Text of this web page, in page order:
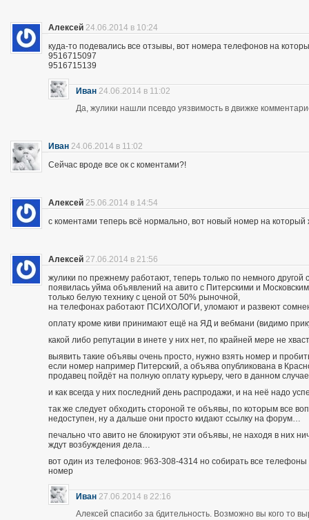
Алексей 24.06.2014 в 10:24
куда-то подевались все отзывы, вот номера телефонов на
9516715097
9516715139
Иван 24.06.2014 в 11:02
Да, жулики нашли псевдо уязвимость в движке
Иван 24.06.2014 в 11:02
Сейчас вроде все ок с коментами?!
Алексей 25.06.2014 в 14:54
с коментами теперь всё нормально, вот новый номер на
Алексей 27.06.2014 в 21:56
жулики по прежнему работают, теперь только по немного другой
появилась уйма объявлений на авито с Питерскими и
только белую технику с ценой от 50% рыночной,
на телефонах работают ПСИХОЛОГИ, уломают и развеют
оплату кроме киви принимают ещё на ЯД и вебмани (видимо
какой либо репутации в инете у них нет, по крайней мере не
выявить такие объявы очень просто, нужно взять номер и
если номер например Питерский, а объява опубликована в
продавец пойдёт на полную оплату курьеру, чего в данном
и как всегда у них последний день распродажи, и на неё надо
так же следует обходить стороной те объявы, по которым все
недоступен, ну а дальше они просто кидают ссылку на форум…
печально что авито не блокируют эти объявы, не находя в них
ждут возбуждения дела…
вот один из телефонов: 963-308-4314 но собирать все
номер
Иван 27.06.2014 в 22:16
Алексей спасибо за бдительность. Возможно вы кого то